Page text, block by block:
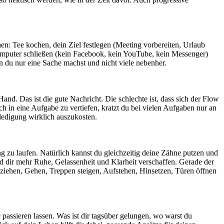
Tee kochen, dein Ziel festlegen (Meeting vorbereiten, Urlaub
schließen (kein Facebook, kein YouTube, kein Messenger)
nur eine Sache machst und nicht viele nebenher.
Das ist die gute Nachricht. Die schlechte ist, dass sich der Flow
in eine Aufgabe zu vertiefen, kratzt du bei vielen Aufgaben nur an
wirklich auszukosten.
zu laufen. Natürlich kannst du gleichzeitig deine Zähne putzen und
mehr Ruhe, Gelassenheit und Klarheit verschaffen. Gerade der
Gehen, Treppen steigen, Aufstehen, Hinsetzen, Türen öffnen
lassen. Was ist dir tagsüber gelungen, wo warst du